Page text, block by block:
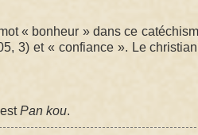
« bonheur » dans ce
3) et « confiance ». Le
Pan kou.